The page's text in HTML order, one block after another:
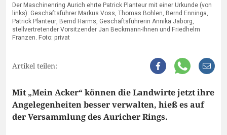
Der Maschinenring Aurich ehrte Patrick Planteur mit einer Urkunde (von
links): Geschäftsführer Markus Voss, Thomas Bohlen, Bernd Enninga,
Patrick Planteur, Bernd Harms, Geschäftsführerin Annika Jaborg,
stellvertretender Vorsitzender Jan Beckmann-Ihnen und Friedhelm
Franzen. Foto: privat
Artikel teilen:
Mit „Mein Acker“ können die Landwirte jetzt ihre
Angelegenheiten besser verwalten, hieß es auf
der Versammlung des Auricher Rings.